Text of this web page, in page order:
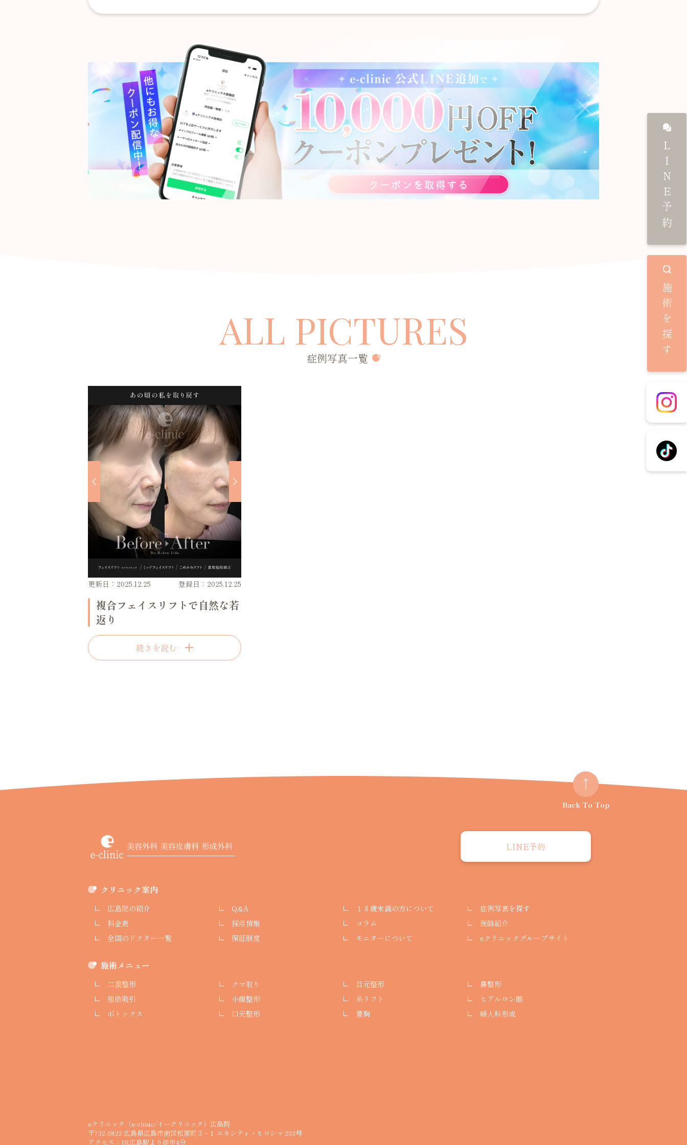
ALL PICTURES
症例写真一覧
更新日：2025.12.25 登録日：2025.12.25
複合フェイスリフトで自然な若
返り
続きを読む
LINE予約
施術を探す
LINE予約
クリニック案内
広島院の紹介 Q&A １８歳未満の方について
症例写真を探す
料金表
採用情報 コラム
医師紹介
全国のドクター一覧
保証制度 モニターについて eクリニックグループサイト
施術メニュー
二重整形 クマ取り 目元整形
鼻整形
脂肪吸引
小顔整形 糸リフト
ヒアルロン酸
ボトックス
口元整形 豊胸 婦人科形成
eクリニック（e-clinic/イークリニック）広島院
〒732-0822 広島県広島市南区松原町３−１ エキシティ・ヒロシマ 203号
アクセス：JR広島駅より徒歩4分
Back To Top